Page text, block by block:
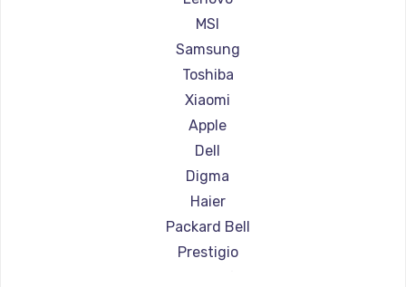
Ремонт ноутбуков Philips
Ремонт ноутбуков LG
Ремонт ноутбуков Panasonic
Ремонт ноутбуков Irbis
Ремонт ноутбуков Thunderobot
Ремонт ноутбуков Hasee
Ремонт ноутбуков ZTE
Ремонт ноутбуков Hiper
Ремонт ноутбуков Evga
Ремонт ноутбуков Google
MSI
Samsung
Toshiba
Xiaomi
Apple
Dell
Digma
Haier
Packard Bell
Prestigio